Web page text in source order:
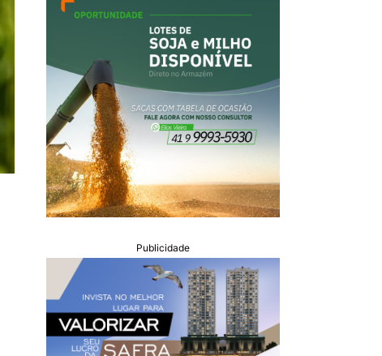
Publicidade